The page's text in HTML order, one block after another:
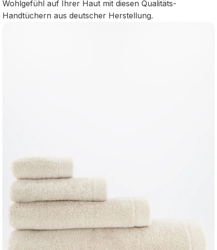
Wohlgefühl auf Ihrer Haut mit diesen Qualitäts-
Handtüchern aus deutscher Herstellung.